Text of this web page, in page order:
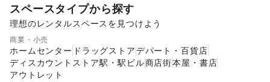
スペースタイプから探す
理想のレンタルスペースを見つけよう
ショッピングモール
ギャラリー・貸し画廊
商業・小売
ホームセンター ドラッグストアデパート・百貨店
ディスカウントストア駅・駅ビル商店街本屋・書店
アウトレット